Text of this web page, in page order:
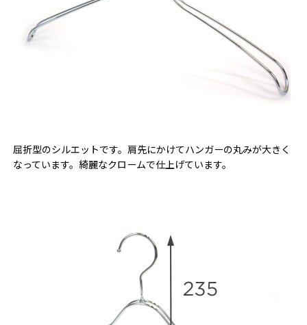
屈折型のシルエットです。肩先にかけてハンガーの丸みが大きく
なっています。綺麗なクロームで仕上げています。